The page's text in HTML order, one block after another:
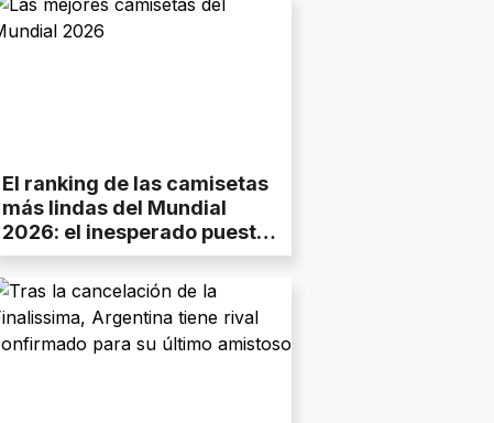
El ranking de las camisetas
más lindas del Mundial
2026: el inesperado puesto
de Argentina